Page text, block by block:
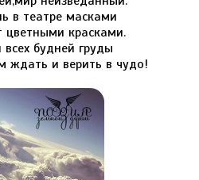
в театре масками
цветными красками.
всех будней груды
ждать и верить в чудо!